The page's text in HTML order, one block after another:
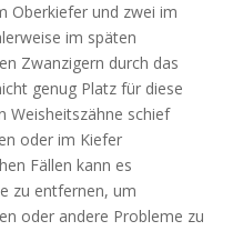
Oberkiefer und zwei im
im späten
Zwanzigern durch das
genug Platz für diese
Weisheitszähne schief
oder im Kiefer
Fällen kann es
zu entfernen, um
oder andere Probleme zu